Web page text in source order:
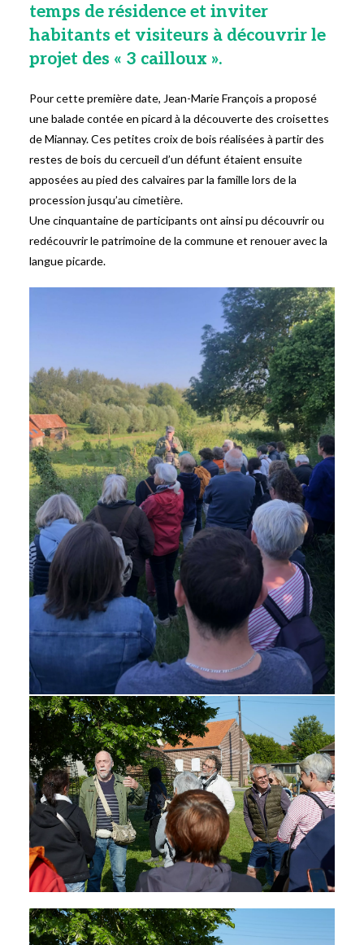
temps de résidence et inviter
habitants et visiteurs à découvrir le
projet des « 3 cailloux ».
Pour cette première date, Jean-Marie François a proposé
une balade contée en picard à la découverte des croisettes
de Miannay. Ces petites croix de bois réalisées à partir des
restes de bois du cercueil d’un défunt étaient ensuite
apposées au pied des calvaires par la famille lors de la
procession jusqu’au cimetière.
Une cinquantaine de participants ont ainsi pu découvrir ou
redécouvrir le patrimoine de la commune et renouer avec la
langue picarde.